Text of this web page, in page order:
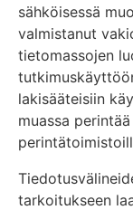
sähköisessä
valmistanut
tietomassojen
lakisääteisiin
muassa
tarkoitukseen